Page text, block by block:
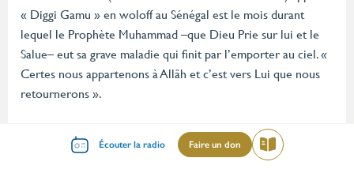
« Diggi Gamu » en woloff au Sénégal est le mois durant
lequel le Prophète Muhammad –que Dieu Prie sur lui et le
Salue– eut sa grave maladie qui finit par l’emporter au ciel. «
Certes nous appartenons à Allâh et c’est vers Lui que nous
retournerons ».
Cela a eu lieu au milieu du jour du lundi 12 Rabî ‘ul awwal de
Écouter la radio Faire un don Lire